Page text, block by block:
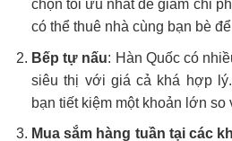
chọn tối ưu nhất để giảm chi
có thể thuê nhà cùng bạn bè
Bếp tự nấu: Hàn Quốc có
siêu thị với giá cả khá hợp
bạn tiết kiệm một khoản lớn so
Mua sắm hàng tuần tại các